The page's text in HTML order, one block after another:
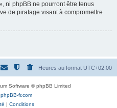
ni phpBB ne pourront être tenus
de piratage visant à compromettre
Heures au format UTC+02:00
Software © phpBB Limited
phpBB-fr.com
| Conditions